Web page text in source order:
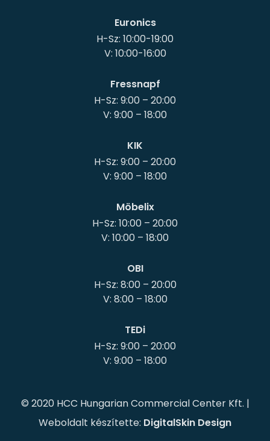
Euronics
H-Sz: 10:00-19:00
V: 10:00-16:00
Fressnapf
H-Sz: 9:00 – 20:00
KIK
H-Sz: 9:00 – 20:00
Möbelix
H-Sz: 10:00 – 20:00
OBI
H-Sz: 8:00 – 20:00
V: 8:00 – 18:00
TEDi
H-Sz: 9:00 – 20:00
© 2020 HCC Hungarian Commercial Center Kft. |
Weboldalt készítette: DigitalSkin Design